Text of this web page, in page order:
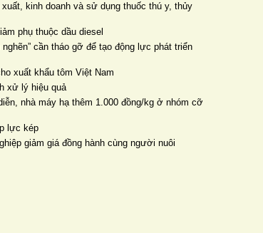
kinh doanh và sử dụng thuốc thú y, thủy
phụ thuộc dầu diesel
cần tháo gỡ để tạo động lực phát triển
xuất khẩu tôm Việt Nam
xử lý hiệu quả
nhà máy hạ thêm 1.000 đồng/kg ở nhóm cỡ
lực kép
giảm giá đồng hành cùng người nuôi